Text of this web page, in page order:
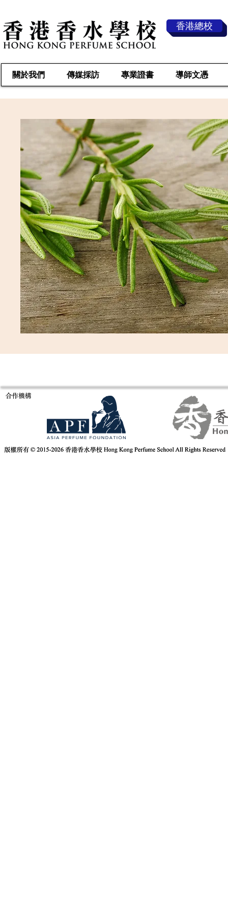
香港總校
關於我們 傳媒採訪 專業證書 導師文憑